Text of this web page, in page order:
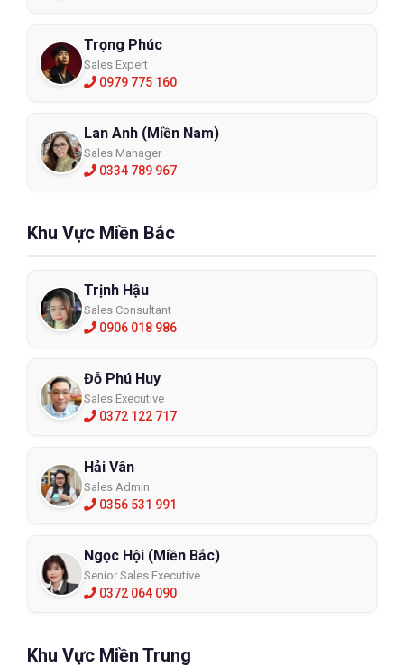
Trọng Phúc
Sales Expert
0979 775 160
Lan Anh (Miền Nam)
Sales Manager
0334 789 967
Khu Vực Miền Bắc
Trịnh Hậu
Sales Consultant
0906 018 986
Đỗ Phú Huy
Sales Executive
0372 122 717
Hải Vân
Sales Admin
0356 531 991
Ngọc Hội (Miền Bắc)
Senior Sales Executive
0372 064 090
Khu Vực Miền Trung